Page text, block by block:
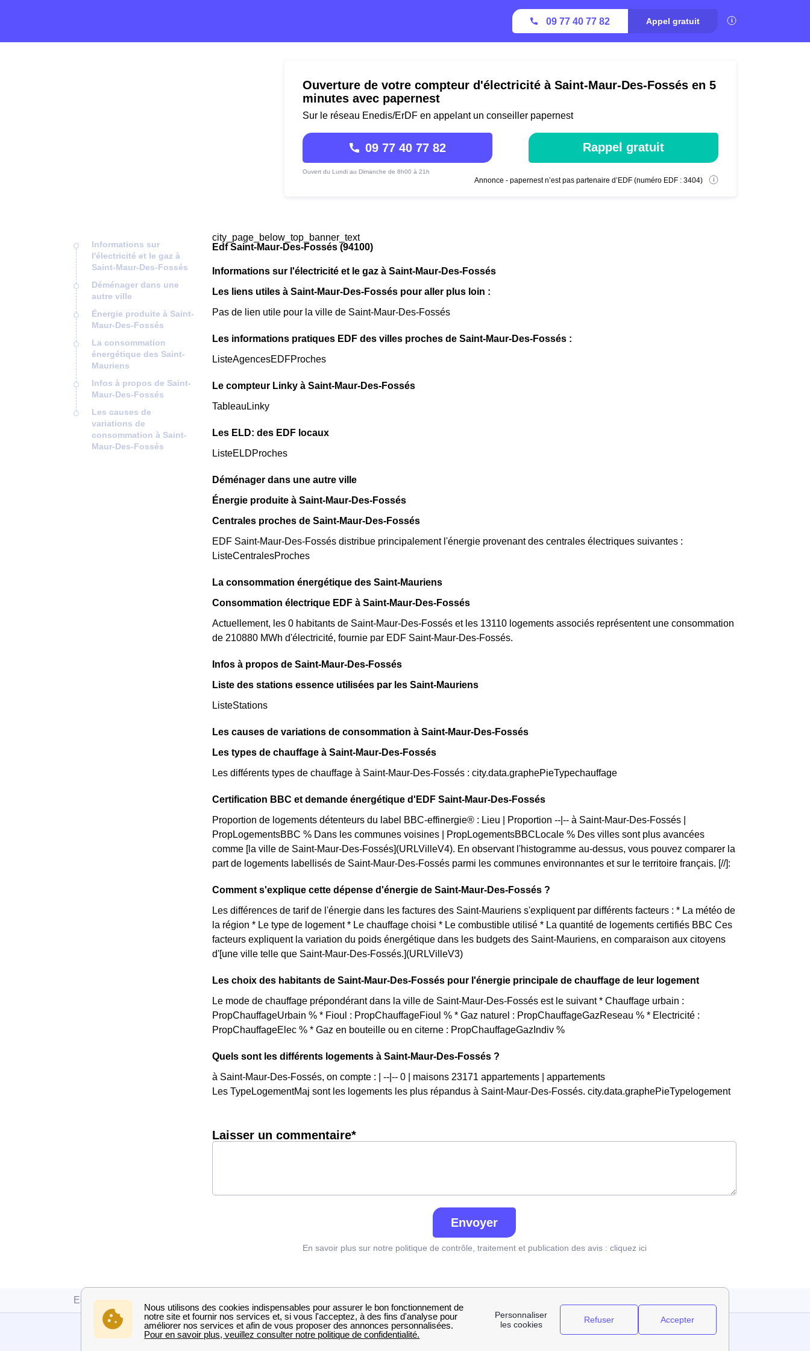
09 77 40 77 82 Appel gratuit
Ouverture de votre compteur d'électricité à Saint-Maur-Des-Fossés en 5
minutes avec papernest
Sur le réseau Enedis/ErDF en appelant un conseiller papernest
09 77 40 77 82
Ouvert du Lundi au Dimanche de 8h00 à 21h
Rappel gratuit
Annonce - papernest n’est pas partenaire d’EDF (numéro EDF : 3404)
Informations sur
l'électricité et le gaz à
Saint-Maur-Des-Fossés
Déménager dans une
autre ville
Énergie produite à Saint-
Maur-Des-Fossés
La consommation
énergétique des Saint-
Mauriens
Infos à propos de Saint-
Maur-Des-Fossés
Les causes de
variations de
consommation à Saint-
Maur-Des-Fossés
city_page_below_top_banner_text
Edf Saint-Maur-Des-Fossés (94100)
Informations sur l'électricité et le gaz à Saint-Maur-Des-Fossés
Les liens utiles à Saint-Maur-Des-Fossés pour aller plus loin :
Pas de lien utile pour la ville de Saint-Maur-Des-Fossés
Les informations pratiques EDF des villes proches de Saint-Maur-Des-Fossés :
ListeAgencesEDFProches
Le compteur Linky à Saint-Maur-Des-Fossés
TableauLinky
Les ELD: des EDF locaux
ListeELDProches
Déménager dans une autre ville
Énergie produite à Saint-Maur-Des-Fossés
Centrales proches de Saint-Maur-Des-Fossés
EDF Saint-Maur-Des-Fossés distribue principalement l'énergie provenant des centrales électriques suivantes :
ListeCentralesProches
La consommation énergétique des Saint-Mauriens
Consommation électrique EDF à Saint-Maur-Des-Fossés
Actuellement, les 0 habitants de Saint-Maur-Des-Fossés et les 13110 logements associés représentent une consommation
de 210880 MWh d'électricité, fournie par EDF Saint-Maur-Des-Fossés.
Infos à propos de Saint-Maur-Des-Fossés
Liste des stations essence utilisées par les Saint-Mauriens
ListeStations
Les causes de variations de consommation à Saint-Maur-Des-Fossés
Les types de chauffage à Saint-Maur-Des-Fossés
Les différents types de chauffage à Saint-Maur-Des-Fossés : city.data.graphePieTypechauffage
Certification BBC et demande énergétique d'EDF Saint-Maur-Des-Fossés
Proportion de logements détenteurs du label BBC-effinergie® : Lieu | Proportion --|-- à Saint-Maur-Des-Fossés |
PropLogementsBBC % Dans les communes voisines | PropLogementsBBCLocale % Des villes sont plus avancées
comme [la ville de Saint-Maur-Des-Fossés](URLVilleV4). En observant l'histogramme au-dessus, vous pouvez comparer la
part de logements labellisés de Saint-Maur-Des-Fossés parmi les communes environnantes et sur le territoire français. [//]:
Comment s'explique cette dépense d'énergie de Saint-Maur-Des-Fossés ?
Les différences de tarif de l'énergie dans les factures des Saint-Mauriens s'expliquent par différents facteurs : * La météo de
la région * Le type de logement * Le chauffage choisi * Le combustible utilisé * La quantité de logements certifiés BBC Ces
facteurs expliquent la variation du poids énergétique dans les budgets des Saint-Mauriens, en comparaison aux citoyens
d'[une ville telle que Saint-Maur-Des-Fossés.](URLVilleV3)
Les choix des habitants de Saint-Maur-Des-Fossés pour l'énergie principale de chauffage de leur logement
Le mode de chauffage prépondérant dans la ville de Saint-Maur-Des-Fossés est le suivant * Chauffage urbain :
PropChauffageUrbain % * Fioul : PropChauffageFioul % * Gaz naturel : PropChauffageGazReseau % * Electricité :
PropChauffageElec % * Gaz en bouteille ou en citerne : PropChauffageGazIndiv %
Quels sont les différents logements à Saint-Maur-Des-Fossés ?
à Saint-Maur-Des-Fossés, on compte : | --|-- 0 | maisons 23171 appartements | appartements
Les TypeLogementMaj sont les logements les plus répandus à Saint-Maur-Des-Fossés. city.data.graphePieTypelogement
Laisser un commentaire*
Envoyer
En savoir plus sur notre politique de contrôle, traitement et publication des avis : cliquez ici
Edf Val-de-Marne